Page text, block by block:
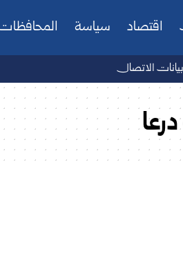
اقتصاد سياسة
بيانات الاتصال